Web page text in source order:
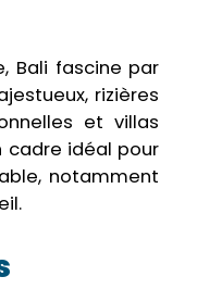
Bali fascine par
rizières
et villas
cadre idéal pour
notamment